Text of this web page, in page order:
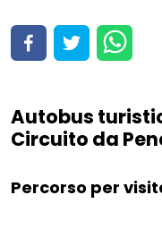
Autobus
Circuito da
Percorso per